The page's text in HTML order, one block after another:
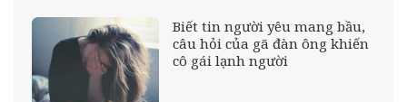
Biết tin người yêu mang bầu,
câu hỏi của gã đàn ông khiến
cô gái lạnh người